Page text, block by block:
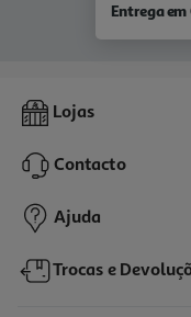
Entrega em
Lojas
Contacto
Ajuda
Trocas e